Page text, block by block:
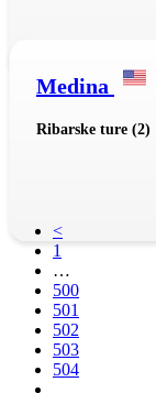
Medina
Ribarske ture (2)
<
1
…
500
501
502
503
504